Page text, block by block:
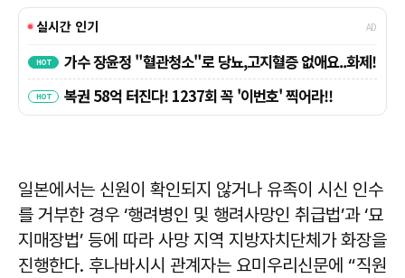
일본에서는 신원이 확인되지 않거나 유족이 시신 인수
를 거부한 경우 ‘행려병인 및 행려사망인 취급법’과 ‘묘
지매장법’ 등에 따라 사망 지역 지방자치단체가 화장을
진행한다. 후나바시시 관계자는 요미우리신문에 “직원